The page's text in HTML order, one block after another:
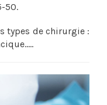
50.
types de chirurgie :